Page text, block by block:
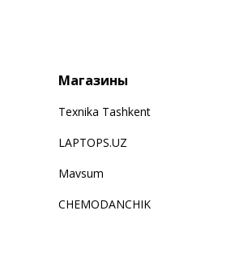
Магазины
Texnika Tashkent
LAPTOPS.UZ
Mavsum
CHEMODANCHIK